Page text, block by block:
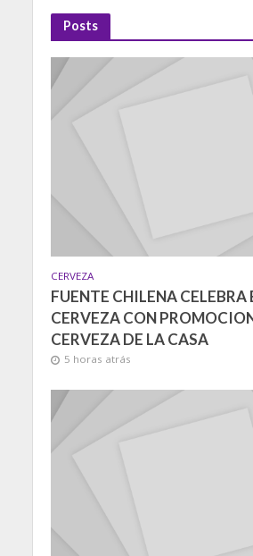
Posts
CERVEZA
FUENTE CHILENA CELEBRA
CERVEZA CON
CERVEZA DE LA CASA
5 horas atrás